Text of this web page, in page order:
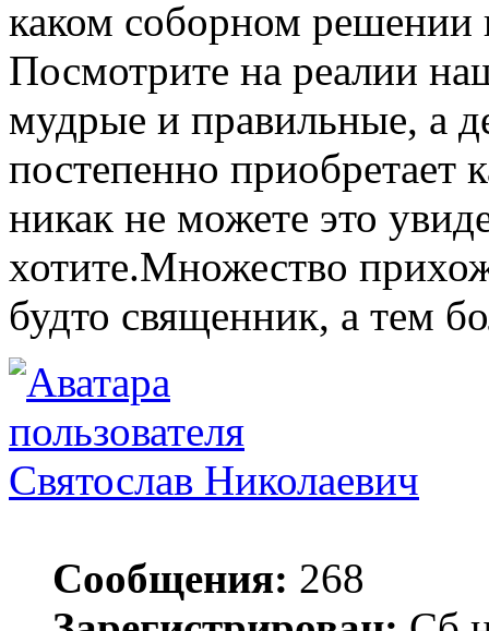
каком соборном решении
Посмотрите на реалии
мудрые и правильные, а
постепенно приобретает
никак не можете это
хотите.Множество
будто священник, а тем
Святослав Николаевич
Сообщения: 268